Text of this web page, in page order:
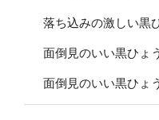
落ち込みの激しい黒
面倒見のいい黒ひょ
面倒見のいい黒ひょ